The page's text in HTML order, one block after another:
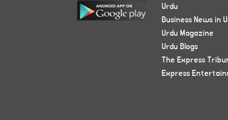
Urdu
Business News in
Urdu Magazine
Urdu Blogs
The Express
Express